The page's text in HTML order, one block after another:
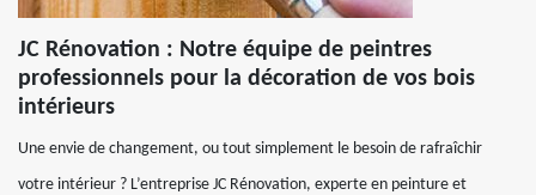
JC Rénovation : Notre équipe de peintres
professionnels pour la décoration de vos bois
intérieurs
Une envie de changement, ou tout simplement le besoin de rafraîchir
votre intérieur ? L’entreprise JC Rénovation, experte en peinture et